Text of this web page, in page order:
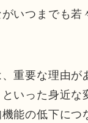
いつまでも若
重要な理由が
いった身近
能の低下につ